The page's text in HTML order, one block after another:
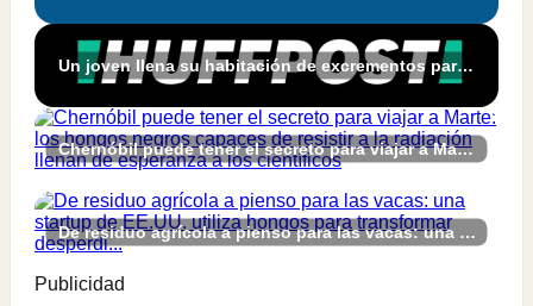
Un joven llena su habitación de excrementos para grabar los hongos que crecen en ellos: "Tengo un compañero de piso muy comprensivo"
Chernóbil puede tener el secreto para viajar a Marte: los hongos negros capaces de resistir a la radiación llenan de esperanza a los científicos
De residuo agrícola a pienso para las vacas: una startup de EE.UU. utiliza hongos para transformar desperdi...
Publicidad